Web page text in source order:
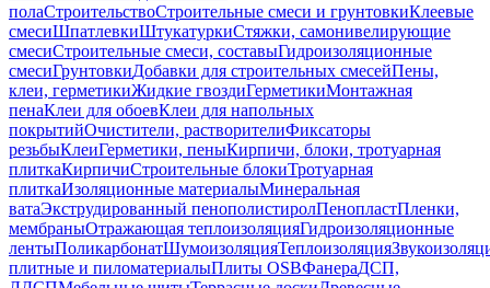
полаСтроительствоСтроительные смеси и грунтовкиКлеевые
смесиШпатлевкиШтукатуркиСтяжки, самонивелирующие
смесиСтроительные смеси, составыГидроизоляционные
смесиГрунтовкиДобавки для строительных смесейПены,
клеи, герметикиЖидкие гвоздиГерметикиМонтажная
пенаКлеи для обоевКлеи для напольных
покрытийОчистители, растворителиФиксаторы
резьбыКлеиГерметики, пеныКирпичи, блоки, тротуарная
плиткаКирпичиСтроительные блокиТротуарная
плиткаИзоляционные материалыМинеральная
ватаЭкструдированный пенополистиролПенопластПленки,
мембраныОтражающая теплоизоляцияГидроизоляционные
лентыПоликарбонатШумоизоляцияТеплоизоляция
плитные и пиломатериалыПлиты OSBФанераДСП,